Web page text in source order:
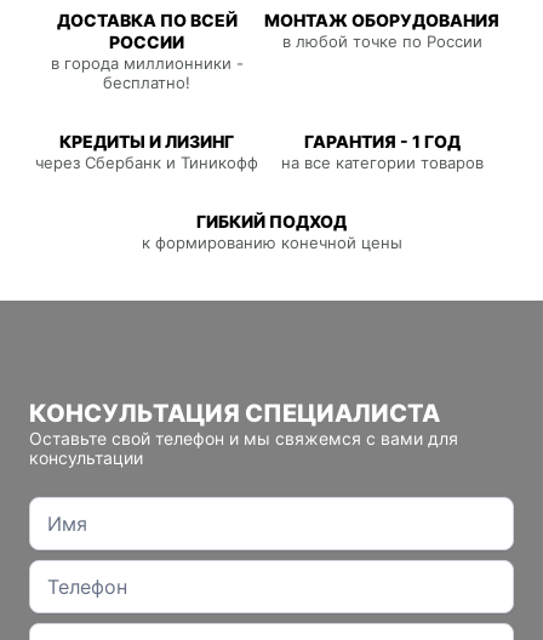
ДОСТАВКА ПО ВСЕЙ
РОССИИ
в города миллионники -
бесплатно!
МОНТАЖ ОБОРУДОВАНИЯ
в любой точке по России
КРЕДИТЫ И ЛИЗИНГ
через Сбербанк и Тиникофф
ГАРАНТИЯ - 1 ГОД
на все категории товаров
ГИБКИЙ ПОДХОД
к формированию конечной цены
КОНСУЛЬТАЦИЯ СПЕЦИАЛИСТА
Оставьте свой телефон и мы свяжемся с вами для
консультации